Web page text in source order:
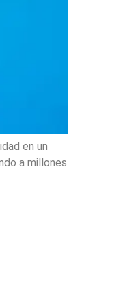
en un
a millones